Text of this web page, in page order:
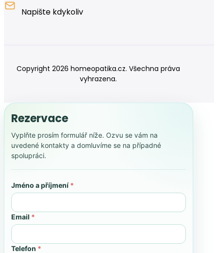
Napište kdykoliv
Copyright 2026 homeopatika.cz. Všechna práva
vyhrazena.
Rezervace
Vyplňte prosím formulář níže. Ozvu se vám na
uvedené kontakty a domluvíme se na případné
spolupráci.
Jméno a příjmení *
Email *
Telefon *